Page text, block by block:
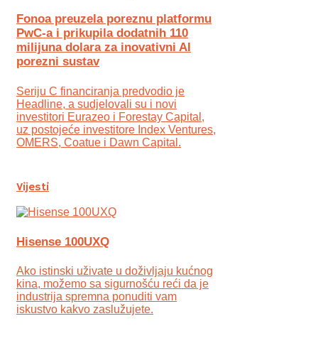
Fonoa preuzela poreznu platformu
PwC-a i prikupila dodatnih 110
milijuna dolara za inovativni AI
porezni sustav
Seriju C financiranja predvodio je
Headline, a sudjelovali su i novi
investitori Eurazeo i Forestay Capital,
uz postojeće investitore Index Ventures,
OMERS, Coatue i Dawn Capital.
Vijesti
Hisense 100UXQ
Ako istinski uživate u doživljaju kućnog
kina, možemo sa sigurnošću reći da je
industrija spremna ponuditi vam
iskustvo kakvo zaslužujete.